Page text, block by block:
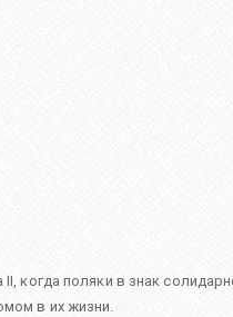
когда поляки в знак
в их жизни.